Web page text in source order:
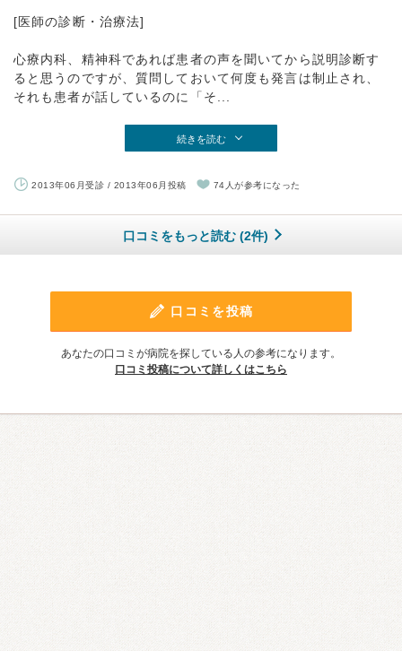
[医師の診断・治療法]
心療内科、精神科であれば患者の声を聞いてから説明診断す
ると思うのですが、質問しておいて何度も発言は制止され、
それも患者が話しているのに「そ...
続きを読む
2013年06月受診 / 2013年06月投稿 74人が参考になった
口コミをもっと読む (2件)
口コミを投稿
あなたの口コミが病院を探している人の参考になります。
口コミ投稿について詳しくはこちら